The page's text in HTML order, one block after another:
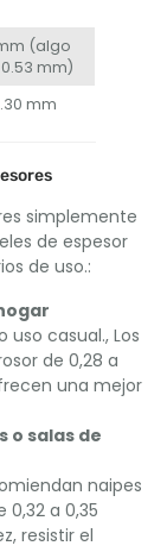
(algo
mm)
mm
simplemente
de espesor
de uso.:
uso casual., Los
de 0,28 a
una mejor
o salas de
naipes
a 0,35
resistir el